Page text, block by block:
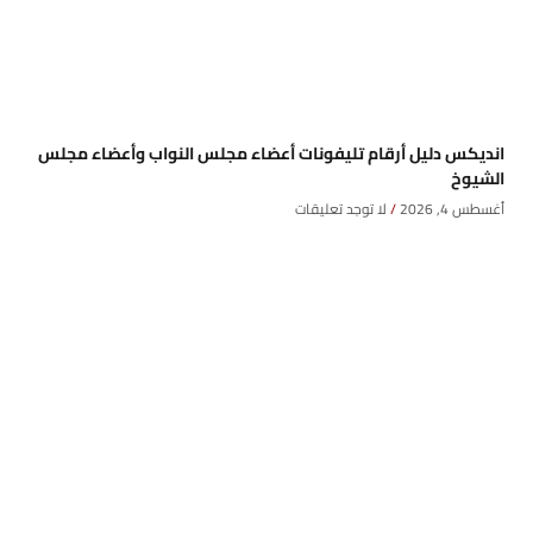
انديكس دليل أرقام تليفونات أعضاء مجلس النواب وأعضاء مجلس
الشيوخ
أغسطس 4, 2026 لا توجد تعليقات